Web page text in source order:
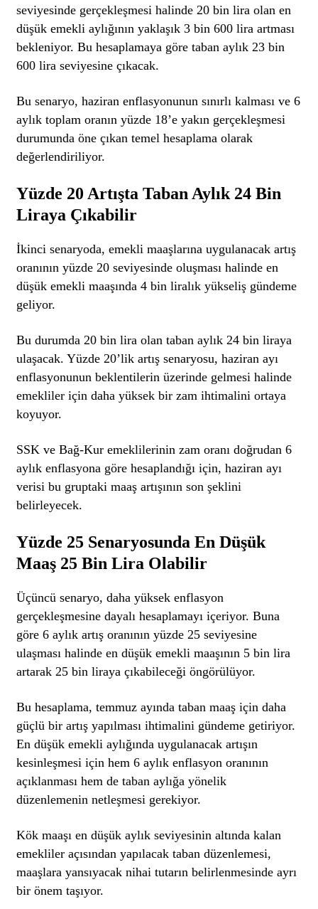
seviyesinde gerçekleşmesi halinde 20 bin lira olan en
düşük emekli aylığının yaklaşık 3 bin 600 lira artması
bekleniyor. Bu hesaplamaya göre taban aylık 23 bin
600 lira seviyesine çıkacak.
Bu senaryo, haziran enflasyonunun sınırlı kalması ve 6
aylık toplam oranın yüzde 18’e yakın gerçekleşmesi
durumunda öne çıkan temel hesaplama olarak
değerlendiriliyor.
Yüzde 20 Artışta Taban Aylık 24 Bin
Liraya Çıkabilir
İkinci senaryoda, emekli maaşlarına uygulanacak artış
oranının yüzde 20 seviyesinde oluşması halinde en
düşük emekli maaşında 4 bin liralık yükseliş gündeme
geliyor.
Bu durumda 20 bin lira olan taban aylık 24 bin liraya
ulaşacak. Yüzde 20’lik artış senaryosu, haziran ayı
enflasyonunun beklentilerin üzerinde gelmesi halinde
emekliler için daha yüksek bir zam ihtimalini ortaya
koyuyor.
SSK ve Bağ-Kur emeklilerinin zam oranı doğrudan 6
aylık enflasyona göre hesaplandığı için, haziran ayı
verisi bu gruptaki maaş artışının son şeklini
belirleyecek.
Yüzde 25 Senaryosunda En Düşük
Maaş 25 Bin Lira Olabilir
Üçüncü senaryo, daha yüksek enflasyon
gerçekleşmesine dayalı hesaplamayı içeriyor. Buna
göre 6 aylık artış oranının yüzde 25 seviyesine
ulaşması halinde en düşük emekli maaşının 5 bin lira
artarak 25 bin liraya çıkabileceği öngörülüyor.
Bu hesaplama, temmuz ayında taban maaş için daha
güçlü bir artış yapılması ihtimalini gündeme getiriyor.
En düşük emekli aylığında uygulanacak artışın
kesinleşmesi için hem 6 aylık enflasyon oranının
açıklanması hem de taban aylığa yönelik
düzenlemenin netleşmesi gerekiyor.
Kök maaşı en düşük aylık seviyesinin altında kalan
emekliler açısından yapılacak taban düzenlemesi,
maaşlara yansıyacak nihai tutarın belirlenmesinde ayrı
bir önem taşıyor.